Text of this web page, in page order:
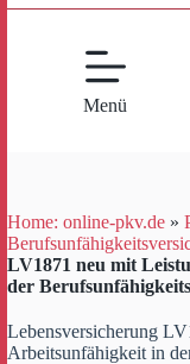
Menü
Home: online-pkv.de »
LV1871 neu mit
der
Lebensversicherung
Arbeitsunfähigkeit in